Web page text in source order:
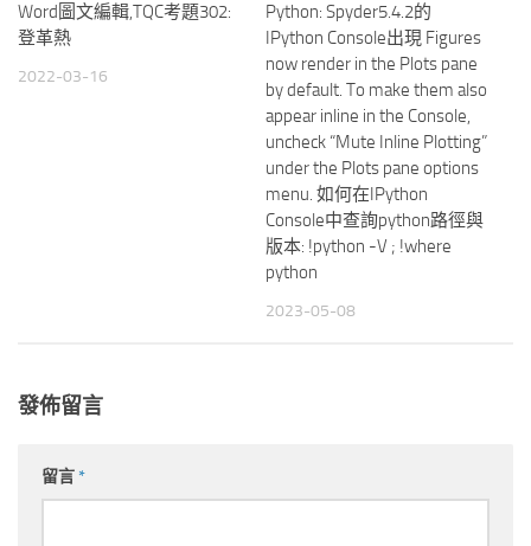
Word圖文編輯,TQC考題302:
登革熱
2022-03-16
Python: Spyder5.4.2的
IPython Console出現 Figures
now render in the Plots pane
by default. To make them also
appear inline in the Console,
uncheck “Mute Inline Plotting”
under the Plots pane options
menu. 如何在IPython
Console中查詢python路徑與
版本: !python -V ; !where
python
2023-05-08
發佈留言
留言*